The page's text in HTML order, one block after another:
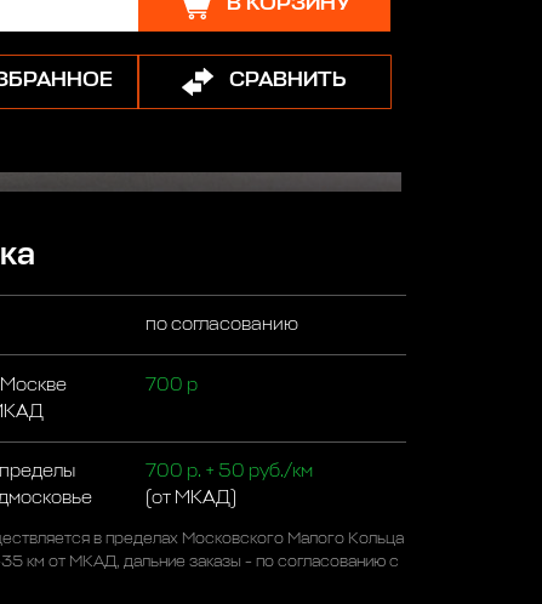
В КОРЗИНУ
СРАВНИТЬ
по согласованию
700 р
700 р. + 50 руб./км
(от МКАД)
в пределах Московского Малого Кольца
км от МКАД, дальние заказы - по согласованию с